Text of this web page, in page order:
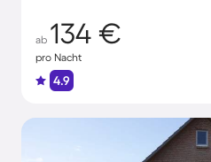
ab 134 €
pro Nacht
4.9